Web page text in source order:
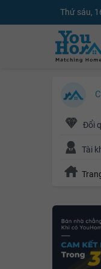
Thứ sáu,
Đổi
Tài